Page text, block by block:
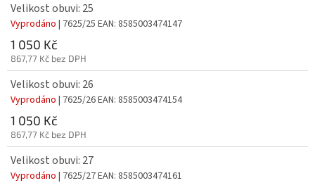
Velikost obuvi: 25
Vyprodáno | 7625/25 EAN: 8585003474147
1 050 Kč
867,77 Kč bez DPH
Velikost obuvi: 26
Vyprodáno | 7625/26EAN: 8585003474154
1 050 Kč
867,77 Kč bez DPH
Velikost obuvi: 27
Vyprodáno | 7625/27EAN: 8585003474161